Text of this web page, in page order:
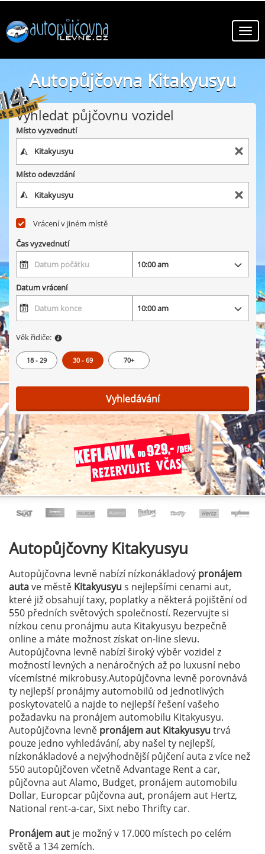
Autopůjčovna Kitakyusyu
online autopůjčovny ve městě Kitakyusyu
Vyhledat půjčovnu vozidel
Místo vyzvednutí
Místo odevzdání
Vrácení v jiném místě
Čas vyzvednutí
Datum vrácení
Věk řidiče:
18 - 29 30 - 69 70+
Vyhledávání
AutopůjčovnyKitakyusyu
Autopůjčovna levně nabízí nízkonákladový pronájem
autave městě Kitakyusyu s nejlepšími cenami aut,
které již obsahují taxy, poplatky a některá pojištění od
550 předních světových společností. Rezervujte si
nízkou cenu pronájmu auta Kitakyusyu bezpečně
online a máte možnost získat on-line slevu.
Autopůjčovna levně nabízí široký výběr vozidel z
možností levných a nenáročných až po luxusní nebo
vícemístné mikrobusy.Autopůjčovna levně porovnává
ty nejlepší pronájmy automobilů od jednotlivých
poskytovatelů a najde to nejlepší řešení vašeho
požadavku na pronájem automobilu Kitakyusyu.
Autopůjčovna levně pronájem aut Kitakyusyu trvá
pouze jedno vyhledávání, aby našel ty nejlepší,
nízkonákladové a nejvýhodnější půjčení auta z více než
550 autopůjčoven včetně Advantage Rent a car,
půjčovna aut Alamo, Budget, pronájem automobilu
Dollar, Europcar půjčovna aut, pronájem aut Hertz,
National rent-a-car, Sixt nebo Thrifty car.
Pronájem aut je možný v 17.000 místech po celém
světě a 134 zemích.